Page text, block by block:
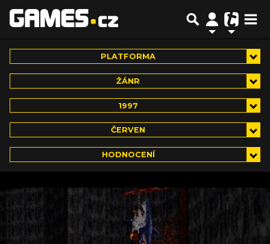
PLATFORMA
ŽÁNR
1997
ČERVEN
HODNOCENÍ